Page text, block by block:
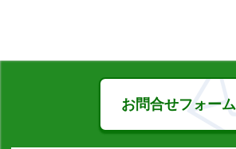
お問合せフォーム